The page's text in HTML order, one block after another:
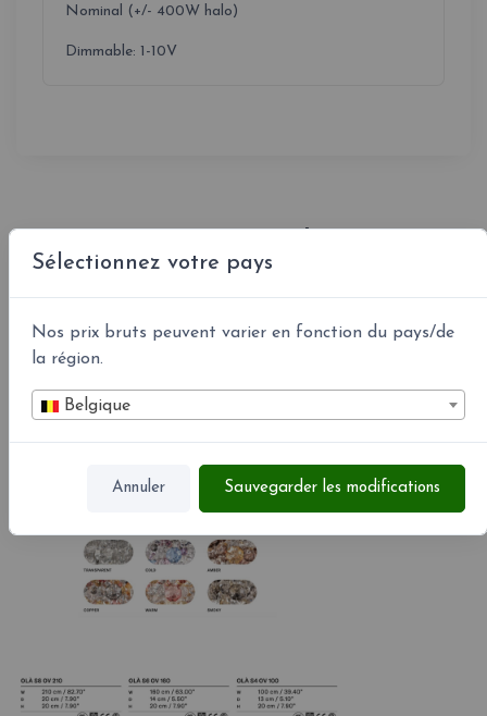
Sélectionnez votre pays
Nos prix bruts peuvent varier en fonction du pays/de
la région.
Belgique
Annuler Sauvegarder les modifications
Nominal (+/- 400W halo)
Dimmable: 1-10V